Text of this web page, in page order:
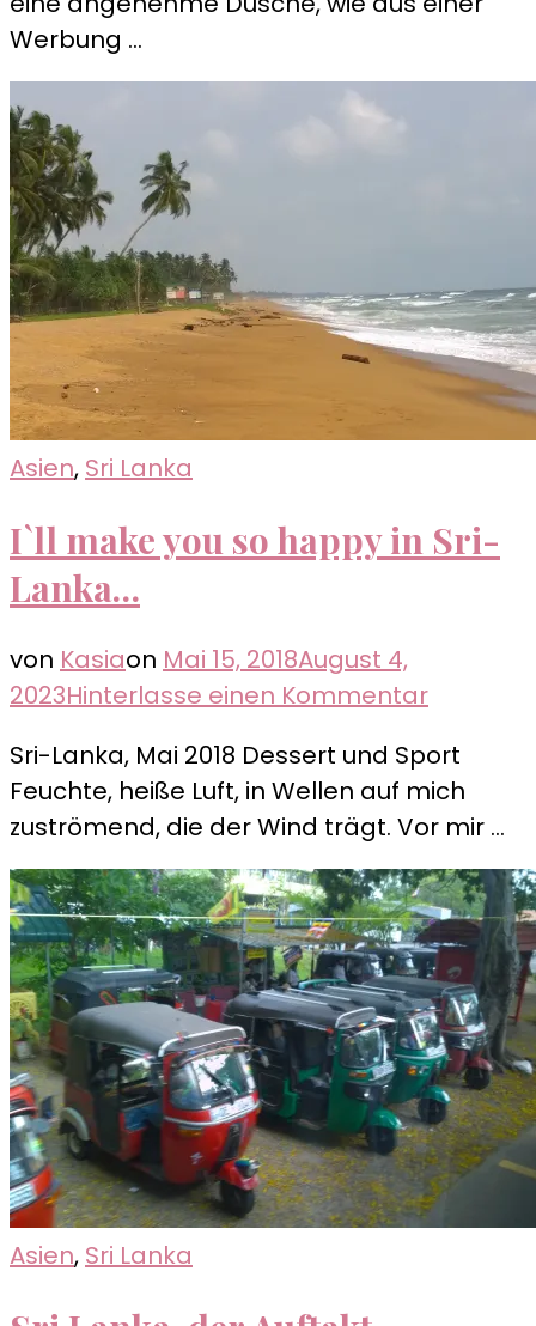
Werbung …
Asien, Sri Lanka
I`ll make you so happy in Sri-
Lanka…
von Kasiaon Mai 15, 2018August 4,
2023Hinterlasse einen Kommentarzu
make
you
so
happy
in
Sri-
Lanka…
Sri-Lanka, Mai 2018 Dessert und Sport
Feuchte, heiße Luft, in Wellen auf mich
zuströmend, die der Wind trägt. Vor mir …
Asien, Sri Lanka